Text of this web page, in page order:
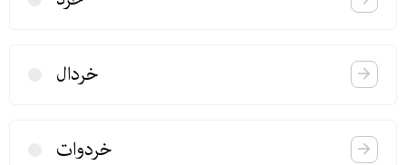
خردال
خردوات